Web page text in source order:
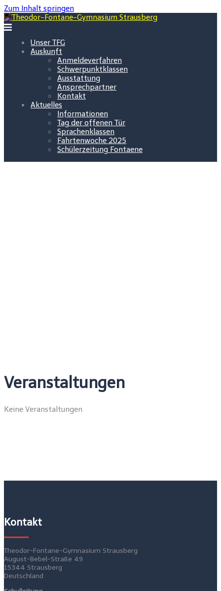
Zum Inhalt springen
Unser TFG
Auskunft
Anmeldeverfahren
Schwerpunktklassen
Ausstattung
Ansprechpartner
Kontakt
Aktuelles
Informationen
Tag der offenen Tür
Sprachenklassen
Fahrtenwoche 2025
Schülerzeitung Fontaene
Veranstaltungen
Keine Veranstaltungen
Kontakt
Theodor-Fontane-Gymnasium Strausberg
August-Bebel-Straße 49
15344 Strausberg
Deutschland